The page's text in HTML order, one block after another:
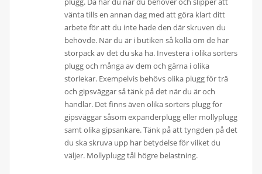
vänta tills en annan dag med att göra klart ditt
arbete för att du inte hade den där skruven du
behövde. När du är i butiken så kolla om de har
storpack av det du ska ha. Investera i olika sorters
plugg och många av dem och gärna i olika
storlekar. Exempelvis behövs olika plugg för trä
och gipsväggar så tänk på det när du är och
handlar. Det finns även olika sorters plugg för
gipsväggar såsom expanderplugg eller mollyplugg
samt olika gipsankare. Tänk på att tyngden på det
du ska skruva upp har betydelse för vilket du
väljer. Mollyplugg tål högre belastning.